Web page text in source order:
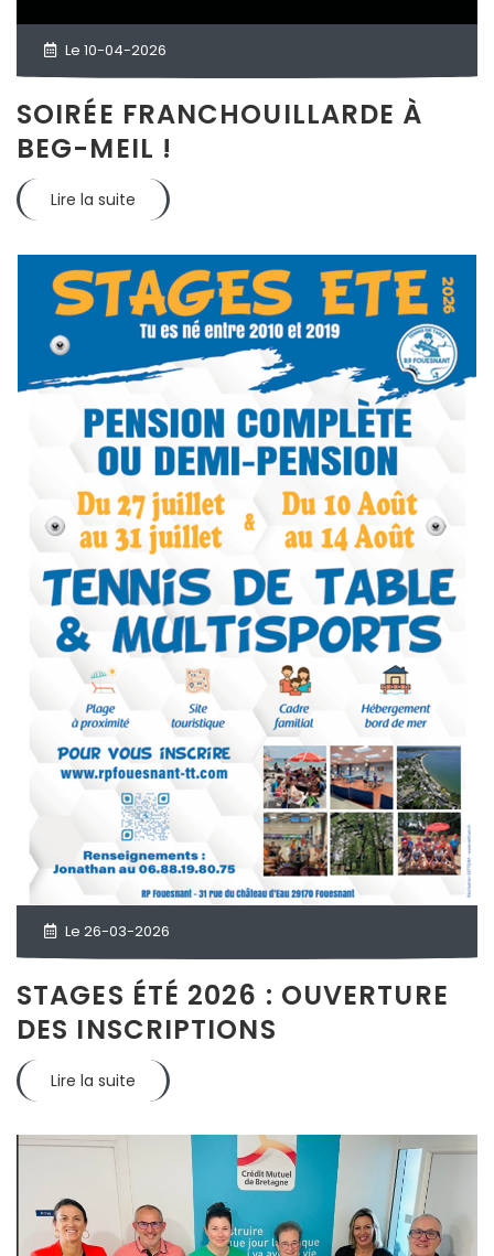
Le 10-04-2026
SOIRÉE FRANCHOUILLARDE À
BEG-MEIL !
Lire la suite
Le 26-03-2026
STAGES ÉTÉ 2026 : OUVERTURE
DES INSCRIPTIONS
Lire la suite